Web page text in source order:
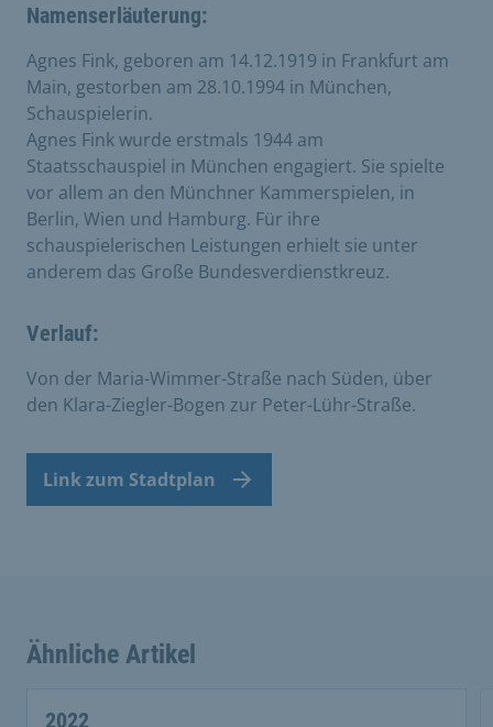
Namenserläuterung:
Agnes Fink, geboren am 14.12.1919 in Frankfurt am
Main, gestorben am 28.10.1994 in München,
Schauspielerin.
Agnes Fink wurde erstmals 1944 am
Staatsschauspiel in München engagiert. Sie spielte
vor allem an den Münchner Kammerspielen, in
Berlin, Wien und Hamburg. Für ihre
schauspielerischen Leistungen erhielt sie unter
anderem das Große Bundesverdienstkreuz.
Verlauf:
Von der Maria-Wimmer-Straße nach Süden, über
den Klara-Ziegler-Bogen zur Peter-Lühr-Straße.
Link zum Stadtplan
Ähnliche Artikel
2022